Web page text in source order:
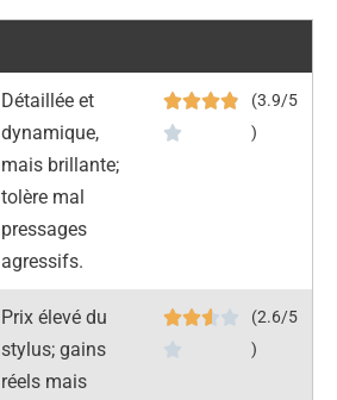
Détaillée et
dynamique,
mais brillante;
tolère mal
pressages
agressifs.
(3.9/5
)
Prix élevé du
stylus; gains
réels mais
(2.6/5
)